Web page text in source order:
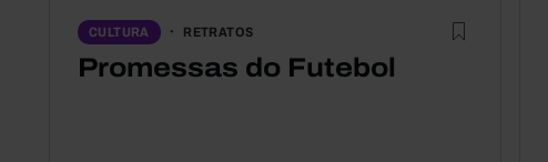
CULTURA RETRATOS
Promessas do Futebol